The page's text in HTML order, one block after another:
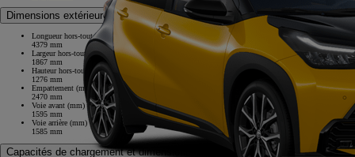
Dimensions extérieures
Longueur hors-tout (mm)
4379 mm
Largeur hors-tout (mm)
1867 mm
Hauteur hors-tout (mm)
1276 mm
Empattement (mm)
2470 mm
Voie avant (mm)
1595 mm
Voie arrière (mm)
1585 mm
Capacités de chargement et dimensions intérieures